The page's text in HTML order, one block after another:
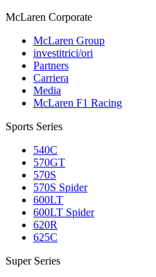
McLaren Corporate
McLaren Group
investitrici/ori
Partners
Carriera
Media
McLaren F1 Racing
Sports Series
540C
570GT
570S
570S Spider
600LT
600LT Spider
620R
625C
Super Series